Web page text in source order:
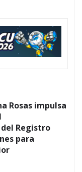
Rosas impulsa
Registro
para